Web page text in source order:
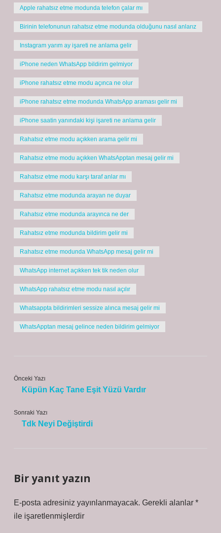
Apple rahatsız etme modunda telefon çalar mı
Birinin telefonunun rahatsız etme modunda olduğunu nasıl anlarız
Instagram yarım ay işareti ne anlama gelir
iPhone neden WhatsApp bildirim gelmiyor
iPhone rahatsız etme modu açınca ne olur
iPhone rahatsız etme modunda WhatsApp araması gelir mi
iPhone saatin yanındaki kişi işareti ne anlama gelir
Rahatsız etme modu açıkken arama gelir mi
Rahatsız etme modu açıkken WhatsApptan mesaj gelir mi
Rahatsız etme modu karşı taraf anlar mı
Rahatsız etme modunda arayan ne duyar
Rahatsız etme modunda arayınca ne der
Rahatsız etme modunda bildirim gelir mi
Rahatsız etme modunda WhatsApp mesaj gelir mi
WhatsApp internet açıkken tek tik neden olur
WhatsApp rahatsız etme modu nasıl açılır
Whatsappta bildirimleri sessize alınca mesaj gelir mi
WhatsApptan mesaj gelince neden bildirim gelmiyor
Önceki Yazı
Küpün Kaç Tane Eşit Yüzü Vardır
Sonraki Yazı
Tdk Neyi Değiştirdi
Bir yanıt yazın
E-posta adresiniz yayınlanmayacak. Gerekli alanlar *
ile işaretlenmişlerdir